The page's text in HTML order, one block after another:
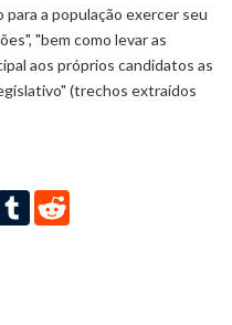
para a população exercer seu
"bem como levar as
aos próprios candidatos as
(trechos extraídos
Tumblr